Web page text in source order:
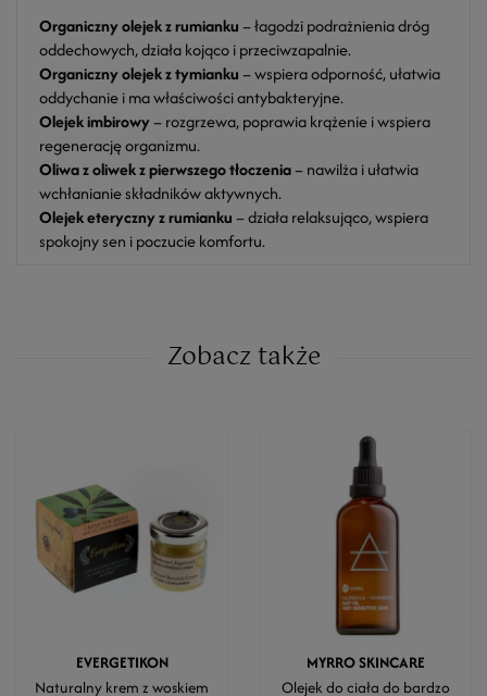
Organiczny olejek z rumianku– łagodzi podrażnienia dróg
oddechowych, działa kojąco i przeciwzapalnie.
Organiczny olejek z tymianku– wspiera odporność, ułatwia
oddychanie i ma właściwości antybakteryjne.
Olejek imbirowy– rozgrzewa, poprawia krążenie i wspiera
regenerację organizmu.
Oliwa z oliwek z pierwszego tłoczenia– nawilża i ułatwia
wchłanianie składników aktywnych.
Olejek eteryczny z rumianku– działa relaksująco, wspiera
spokojny sen i poczucie komfortu.
Zobacz także
EVERGETIKON
Naturalny krem z woskiem
MYRRO SKINCARE
Olejek do ciała do bardzo